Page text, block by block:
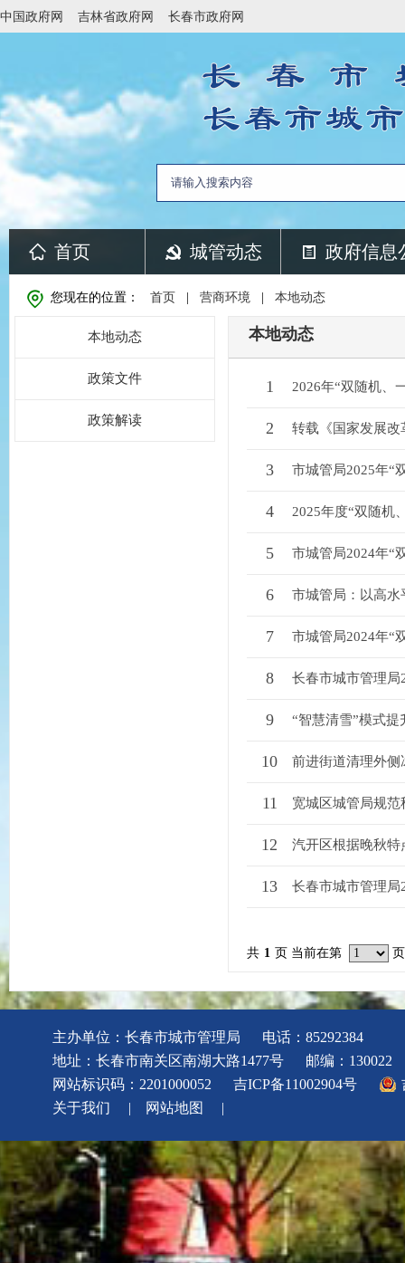
中国政府网 吉林省政府网 长春市政府网
首页 城管动态 政府信息
您现在的位置： 首页 营商环境 本地动态
本地动态
政策文件
政策解读
本地动态
1 2026年“双随机、
2 转载《国家发展改
3 市城管局2025年“
4 2025年度“双随机
5 市城管局2024年“
6 市城管局：以高水
7 市城管局2024年“
8 长春市城市管理局
9 “智慧清雪”模式
10 前进街道清理外侧
11 宽城区城管局规
12 汽开区根据晚秋
13 长春市城市管理局
共 1 页 当前在第 页
主办单位：长春市城市管理局
电话：85292384
地址：长春市南关区南湖大路1477号
邮编：130022
网站标识码：2201000052
吉ICP备11002904号
关于我们
| 网站地图 |